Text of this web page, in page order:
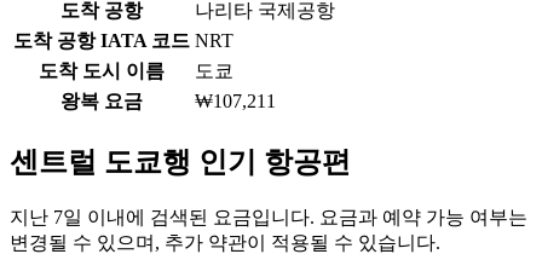
도착 공항
나리타 국제공항
도착 공항 IATA 코드 NRT
도착 도시 이름
도쿄
왕복 요금
₩107,211
센트럴 도쿄행 인기 항공편
지난 7일 이내에 검색된 요금입니다. 요금과 예약 가능 여부는
변경될 수 있으며, 추가 약관이 적용될 수 있습니다.